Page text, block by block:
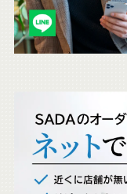
チ
ェ